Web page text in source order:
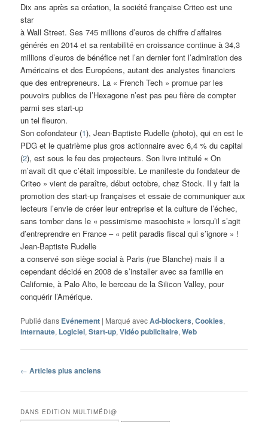
Dix ans après sa création, la société française Criteo est une
star
à Wall Street. Ses 745 millions d’euros de chiffre d’affaires
générés en 2014 et sa rentabilité en croissance continue à 34,3
millions d’euros de bénéfice net l’an dernier font l’admiration des
Américains et des Européens, autant des analystes financiers
que des entrepreneurs. La « French Tech » promue par les
pouvoirs publics de l’Hexagone n’est pas peu fière de compter
parmi ses start-up
un tel fleuron.
Son cofondateur (1), Jean-Baptiste Rudelle (photo), qui en est le
PDG et le quatrième plus gros actionnaire avec 6,4 % du capital
(2), est sous le feu des projecteurs. Son livre intitulé « On
m’avait dit que c’était impossible. Le manifeste du fondateur de
Criteo » vient de paraître, début octobre, chez Stock. Il y fait la
promotion des start-up françaises et essaie de communiquer aux
lecteurs l’envie de créer leur entreprise et la culture de l’échec,
sans tomber dans le « pessimisme masochiste » lorsqu’il s’agit
d’entreprendre en France – « petit paradis fiscal qui s’ignore » !
Jean-Baptiste Rudelle
a conservé son siège social à Paris (rue Blanche) mais il a
cependant décidé en 2008 de s’installer avec sa famille en
Californie, à Palo Alto, le berceau de la Silicon Valley, pour
conquérir l’Amérique.
Publié dans Evénement | Marqué avecAd-blockers,Cookies,
internaute, Logiciel,Start-up,Vidéo publicitaire,Web
Navigation
articles
← Articles plus anciens
DANS EDITION MULTIMÉDI@